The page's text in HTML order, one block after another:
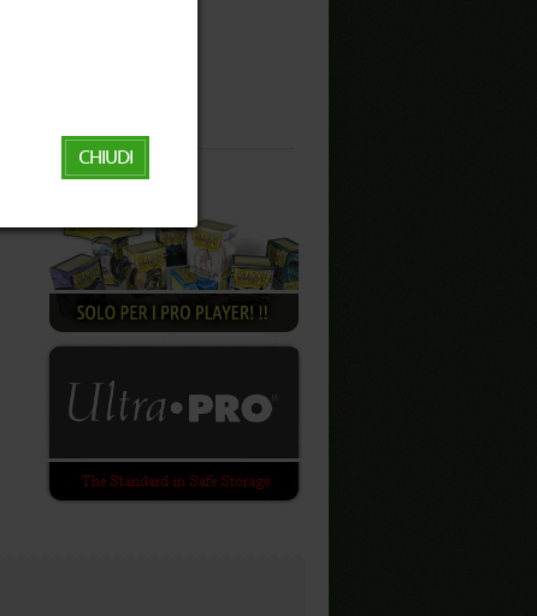
CHIUDI